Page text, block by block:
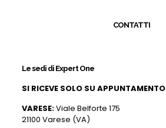
CONTATTI
Le sedi di Expert One
SI RICEVE SOLO SU APPUNTAMENTO
VARESE:Viale Belforte 175
21100 Varese (VA)